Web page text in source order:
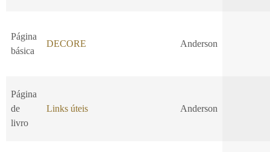
Página
básica
DECORE Anderson
Página
de
livro
Links úteis Anderson